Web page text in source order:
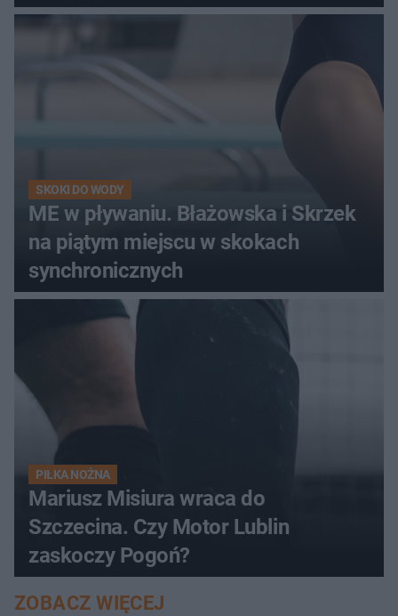
SKOKI DO WODY
ME w pływaniu. Błażowska i Skrzek
na piątym miejscu w skokach
synchronicznych
PIŁKA NOŻNA
Mariusz Misiura wraca do
Szczecina. Czy Motor Lublin
zaskoczy Pogoń?
ZOBACZ WIĘCEJ